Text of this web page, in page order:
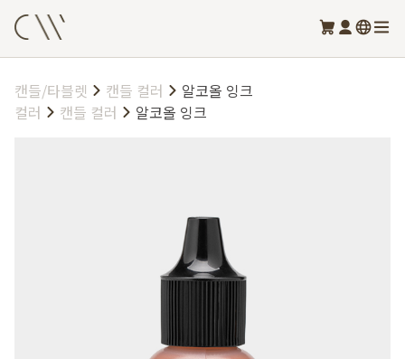
캔들/타블렛 캔들 컬러
알코올 잉크
컬러
캔들 컬러 알코올 잉크